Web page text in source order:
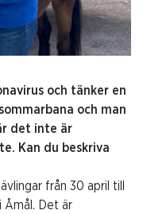
och tänker en
och man
det inte är
Kan du beskriva
från 30 april till
Åmål. Det är